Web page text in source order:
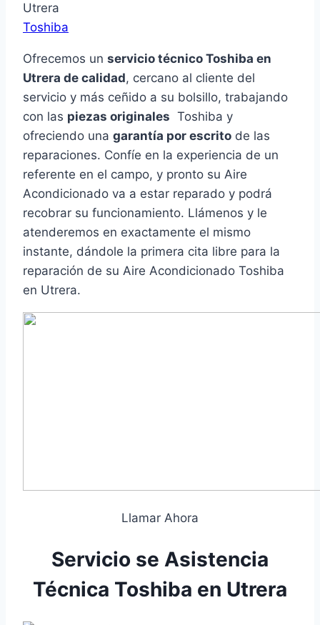
Utrera
Toshiba
Ofrecemos un servicio técnico Toshiba en
Utrera de calidad, cercano al cliente del
servicio y más ceñido a su bolsillo, trabajando
con las piezas originales Toshiba y
ofreciendo una garantía por escrito de las
reparaciones. Confíe en la experiencia de un
referente en el campo, y pronto su Aire
Acondicionado va a estar reparado y podrá
recobrar su funcionamiento. Llámenos y le
atenderemos en exactamente el mismo
instante, dándole la primera cita libre para la
reparación de su Aire Acondicionado Toshiba
en Utrera.
Llamar Ahora
Servicio se Asistencia
Técnica Toshiba en Utrera